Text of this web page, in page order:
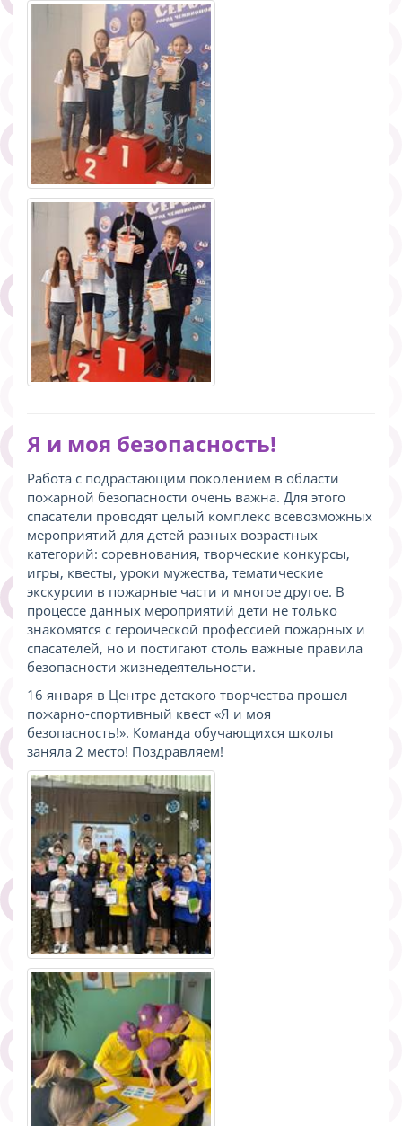
Я и моя безопасность!
Работа с подрастающим поколением в области
пожарной безопасности очень важна. Для этого
спасатели проводят целый комплекс всевозможных
мероприятий для детей разных возрастных
категорий: соревнования, творческие конкурсы,
игры, квесты, уроки мужества, тематические
экскурсии в пожарные части и многое другое. В
процессе данных мероприятий дети не только
знакомятся с героической профессией пожарных и
спасателей, но и постигают столь важные правила
безопасности жизнедеятельности.
16 января в Центре детского творчества прошел
пожарно-спортивный квест «Я и моя
безопасность!». Команда обучающихся школы
заняла 2 место! Поздравляем!